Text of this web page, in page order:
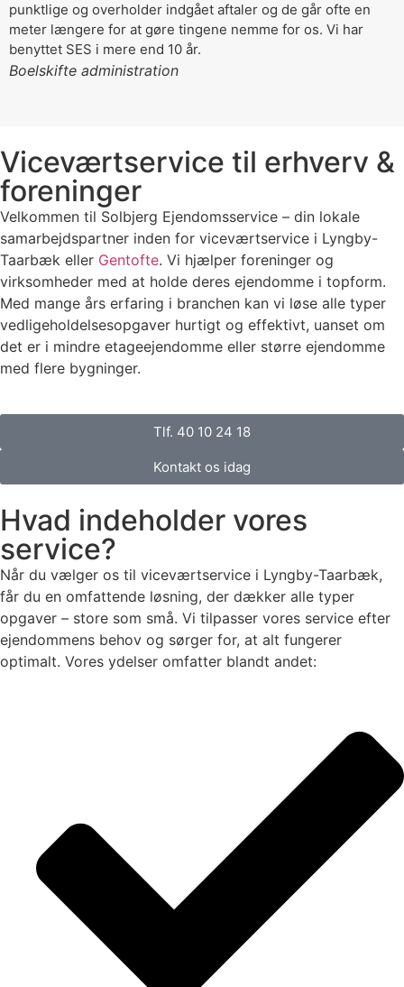
punktlige og overholder indgået aftaler og de går ofte en
meter længere for at gøre tingene nemme for os. Vi har
benyttet SES i mere end 10 år.
Boelskifte administration
Viceværtservice til erhverv &
foreninger
Velkommen til Solbjerg Ejendomsservice – din lokale
samarbejdspartner inden for viceværtservice i Lyngby-
Taarbæk eller Gentofte. Vi hjælper foreninger og
virksomheder med at holde deres ejendomme i topform.
Med mange års erfaring i branchen kan vi løse alle typer
vedligeholdelsesopgaver hurtigt og effektivt, uanset om
det er i mindre etageejendomme eller større ejendomme
med flere bygninger.
Tlf. 40 10 24 18
Kontakt os idag
Hvad indeholder vores
service?
Når du vælger os til viceværtservice i Lyngby-Taarbæk,
får du en omfattende løsning, der dækker alle typer
opgaver – store som små. Vi tilpasser vores service efter
ejendommens behov og sørger for, at alt fungerer
optimalt. Vores ydelser omfatter blandt andet: